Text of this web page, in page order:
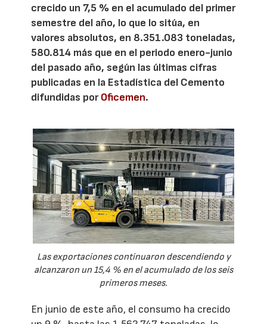
crecido un 7,5 % en el acumulado del primer
semestre del año, lo que lo sitúa, en
valores absolutos, en 8.351.083 toneladas,
580.814 más que en el periodo enero-junio
del pasado año, según las últimas cifras
publicadas en la Estadística del Cemento
difundidas porOficemen.
Las exportaciones continuaron descendiendo y
alcanzaron un 15,4 % en el acumulado de los seis
primeros meses.
En junio de este año, el consumo ha crecido